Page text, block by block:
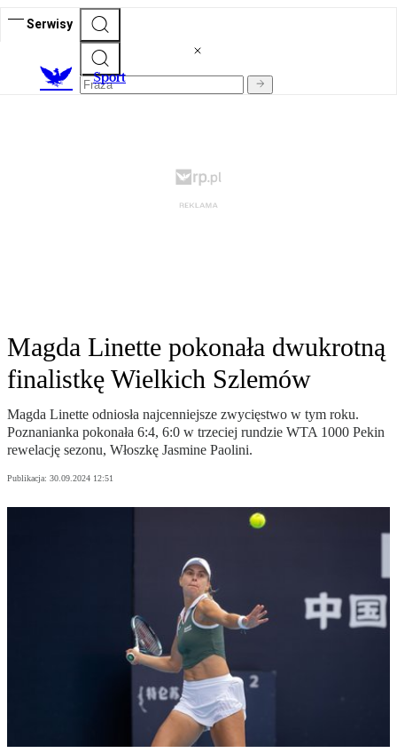
Serwisy
Sport
Magda Linette pokonała dwukrotną
finalistkę Wielkich Szlemów
Magda Linette odniosła najcenniejsze zwycięstwo w tym roku.
Poznanianka pokonała 6:4, 6:0 w trzeciej rundzie WTA 1000 Pekin
rewelację sezonu, Włoszkę Jasmine Paolini.
Publikacja: 30.09.2024 12:51